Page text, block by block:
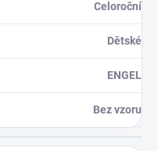
Celoroční
Dětské
ENGEL
Bez vzoru